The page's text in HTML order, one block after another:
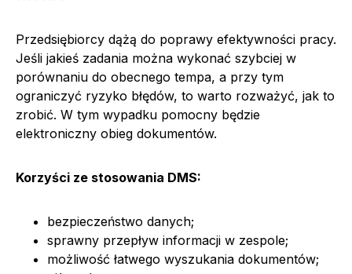
Przedsiębiorcy dążą do poprawy efektywności pracy.
Jeśli jakieś zadania można wykonać szybciej w
porównaniu do obecnego tempa, a przy tym
ograniczyć ryzyko błędów, to warto rozważyć, jak to
zrobić. W tym wypadku pomocny będzie
elektroniczny obieg dokumentów.
Korzyści ze stosowania DMS:
bezpieczeństwo danych;
sprawny przepływ informacji w zespole;
możliwość łatwego wyszukania dokumentów;